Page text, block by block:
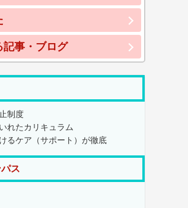
記事・ブログ
制度
れたカリキュラム
るケア（サポート）が徹底
ス